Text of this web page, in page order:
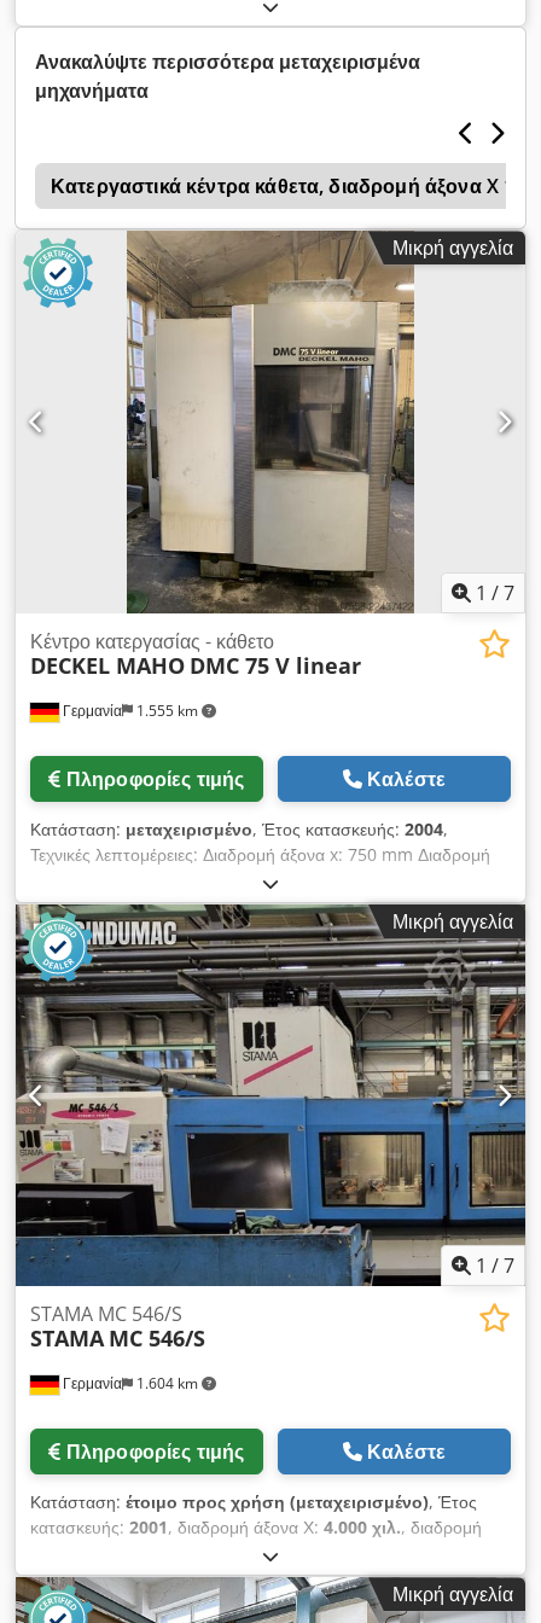
Amhjf
Ανακαλύψτε περισσότερα μεταχειρισμένα
μηχανήματα
Κατεργαστικά κέντρα κάθετα, διαδρομή άξονα X
Μικρή αγγελία
1 /7
Γερμανία 1.555 km
Κέντρο κατεργασίας - κάθετο
DECKEL MAHO DMC 75 V linear
Πληροφορίες τιμής Καλέστε
Κατάσταση: μεταχειρισμένο, Έτος κατασκευής: 2004,
Τεχνικές λεπτομέρειες: Διαδρομή άξονα x: 750 mm Διαδρομή
άξονα y: 600 mm Διαδρομή άξονα z: 560 mm Ώρες
λειτουργίας: 78.328 ώρες Ώρες λειτουργίας ατράκτου: 38.073
ώρες Σύστημα ελέγχου: Heidenhain iTNC 530 Αποθήκη
εργαλείων με: 30 θέσεις Codpfxszp Dvrs Amherf Σύστημα
συγκράτησης εργαλείων: HSK-A 63 Ταχύτητες τροφοδοσίας,
ρυθμιζόμενες: 90 mm/min Ταχύτητα ταχείας μετακίνησης: 90
m/min Διαστάσεις τραπεζιού: 950 x 650 mm Μέγιστο φορτίο
τραπεζιού: 1000 kg Συνολική απαιτούμενη ισχύς: 73 kVA
Βάρος μηχανήματος περίπου: 11,0 t Διαστάσεις μηχανήματος
περίπου (Μ x Π x Υ): 4,9 x 4,3 x 3,15 m Το DECKEL MAHO
DMC 75 V linear είναι ένα υψηλής ακρίβειας κάθετο κέντρο
μηχανικής κατεργασίας CNC με γραμμικούς κινητήρες και είναι
κατάλληλο για κατεργασία 3 αξόνων.
Μικρή αγγελία
1 /7
Γερμανία 1.604 km
STAMA MC 546/S
STAMA MC 546/S
Πληροφορίες τιμής Καλέστε
Κατάσταση: έτοιμο προς χρήση (μεταχειρισμένο), Έτος
κατασκευής: 2001, διαδρομή άξονα Χ: 4.000 χιλ., διαδρομή
, διαδρομή άξονα Z:
ελεγκτών:SIEMENS, μοντέλο ελεγκτή:840D, συνολικό ύψος:
4.000 χιλ., συνολικό πλάτος:6.400 χιλ., συνολικό βάρος:
Μικρή αγγελία